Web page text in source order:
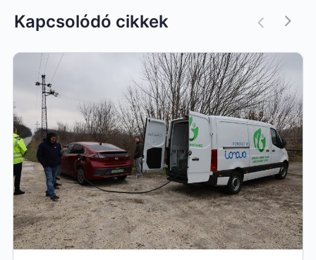
Kapcsolódó cikkek